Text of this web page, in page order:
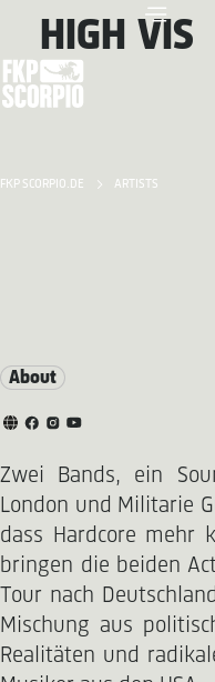
FKP SCORPIO.DE ARTISTS
HIGH VIS
About
Zwei Bands, ein
London und Militarie
dass Hardcore mehr
bringen die beiden
Tour nach
Mischung aus
Realitäten und